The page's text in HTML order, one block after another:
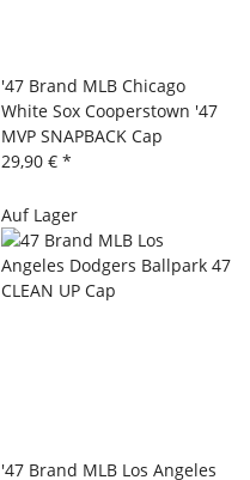
'47 Brand MLB Chicago
White Sox Cooperstown '47
MVP SNAPBACK Cap
29,90 € *
Auf Lager
'47 Brand MLB Los Angeles